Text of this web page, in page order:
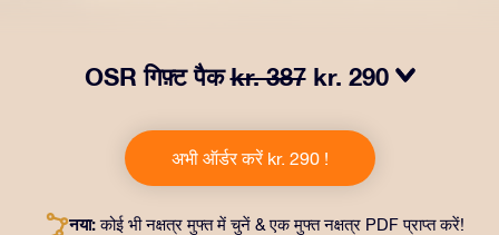
OSR गिफ़्ट पैकkr. 387 kr. 290
लिफ़ाफ़ा, आपकी पसंद से तैयार दस्तावेज़, साथ ही डिजिटल दस्तावेज़
और हमारे ऐप्स का मुफ़्त इस्तेमाल शामिल है। यह दोस्तों और प्रियजनों को
एक हमेशा बरक़रार रहने वाला उपहार पेश करने का जादुई तरीक़ा है।
अभी ऑर्डर करें kr. 290 !
नया:कोई भी नक्षत्र मुफ्त में चुनें & एक मुफ्त नक्षत्र PDF प्राप्त करें!